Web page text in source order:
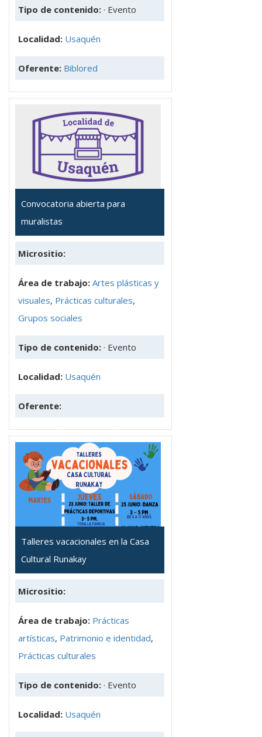
Tipo de contenido: · Evento
Localidad: Usaquén
Oferente: Biblored
Convocatoria abierta para
muralistas
Micrositio:
Área de trabajo: Artes plásticas y
visuales, Prácticas culturales,
Grupos sociales
Tipo de contenido: · Evento
Localidad: Usaquén
Oferente:
Talleres vacacionales en la Casa
Cultural Runakay
Micrositio:
Área de trabajo: Prácticas
artísticas, Patrimonio e identidad,
Prácticas culturales
Tipo de contenido: · Evento
Localidad: Usaquén